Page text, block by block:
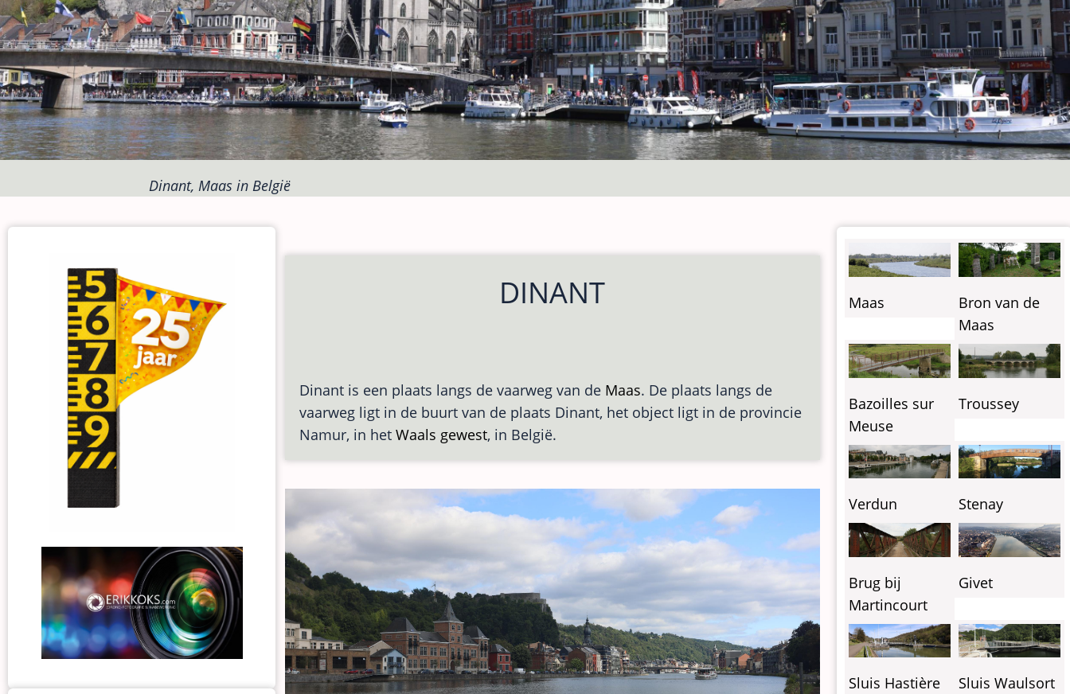
Dinant, Maas in België
DINANT
Dinant is een plaats langs de vaarweg van de Maas. De plaats langs de
vaarweg ligt in de buurt van de plaats Dinant, het object ligt in de provincie
Namur, in het Waals gewest, in België.
Maas
Bron van de
Maas
Bazoilles sur
Meuse
Troussey
Verdun Stenay
Brug bij
Martincourt
Givet
Sluis Hastière Sluis Waulsort